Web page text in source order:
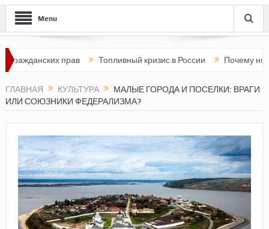
Menu
прав Топливный кризис в России Почему нынешняя
ГЛАВНАЯ КУЛЬТУРА
МАЛЫЕ ГОРОДА И ПОСЕЛКИ: ВРАГИ
ИЛИ СОЮЗНИКИ ФЕДЕРАЛИЗМА?